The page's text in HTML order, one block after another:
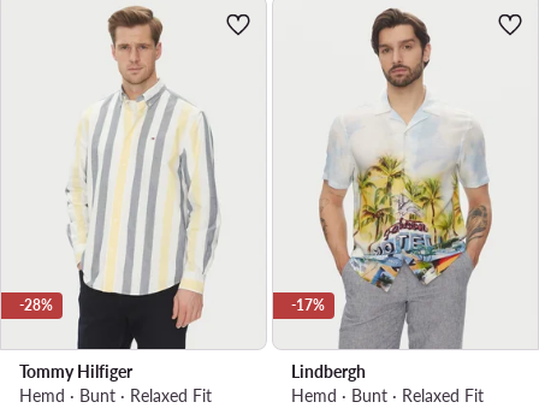
-28%
Tommy Hilfiger
Hemd · Bunt · Relaxed Fit
-17%
Lindbergh
Hemd · Bunt · Relaxed Fit